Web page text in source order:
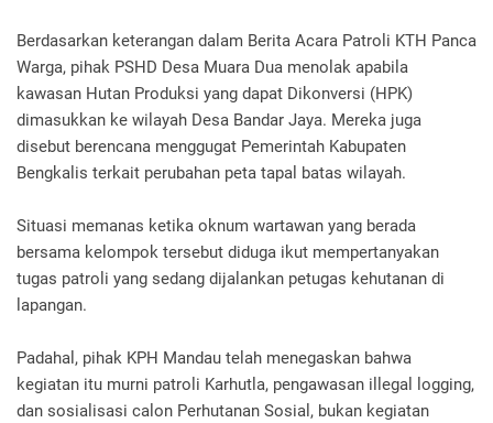
Berdasarkan keterangan dalam Berita Acara Patroli KTH Panca
Warga, pihak PSHD Desa Muara Dua menolak apabila
kawasan Hutan Produksi yang dapat Dikonversi (HPK)
dimasukkan ke wilayah Desa Bandar Jaya. Mereka juga
disebut berencana menggugat Pemerintah Kabupaten
Bengkalis terkait perubahan peta tapal batas wilayah.
Situasi memanas ketika oknum wartawan yang berada
bersama kelompok tersebut diduga ikut mempertanyakan
tugas patroli yang sedang dijalankan petugas kehutanan di
lapangan.
Padahal, pihak KPH Mandau telah menegaskan bahwa
kegiatan itu murni patroli Karhutla, pengawasan illegal logging,
dan sosialisasi calon Perhutanan Sosial, bukan kegiatan